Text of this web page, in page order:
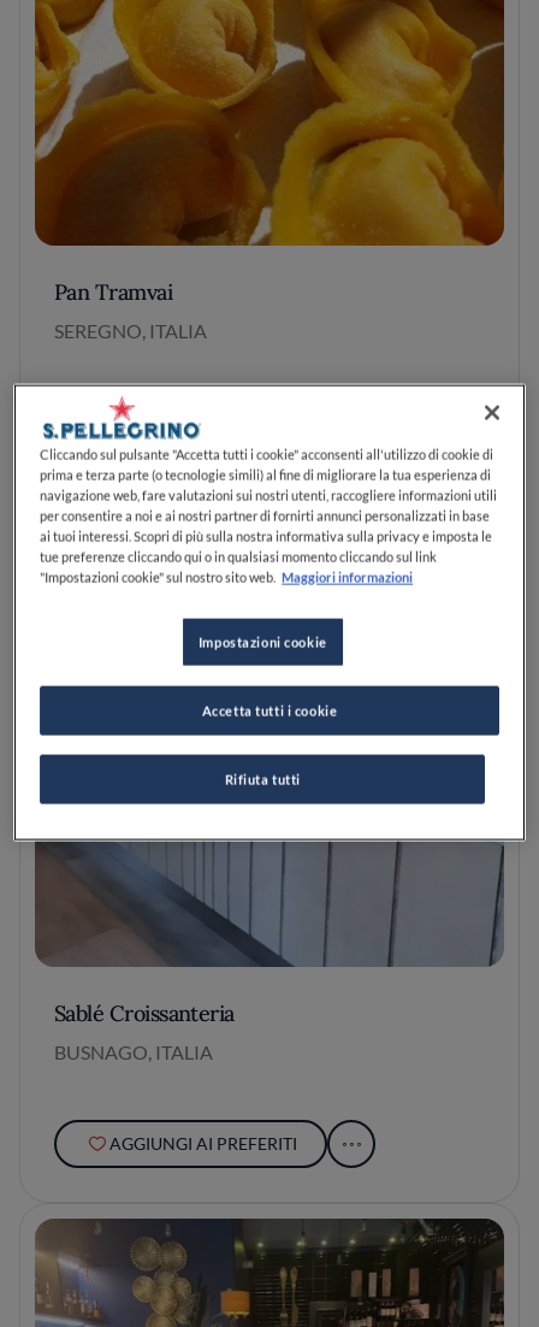
Pan Tramvai
SEREGNO, ITALIA
AGGIUNGI AI PREFERITI
Sablé Croissanteria
BUSNAGO, ITALIA
AGGIUNGI AI PREFERITI
Cliccando sul pulsante "Accetta tutti i cookie" acconsenti all'utilizzo di cookie di
prima e terza parte (o tecnologie simili) al fine di migliorare la tua esperienza di
navigazione web, fare valutazioni sui nostri utenti, raccogliere informazioni utili
per consentire a noi e ai nostri partner di fornirti annunci personalizzati in base
ai tuoi interessi. Scopri di più sulla nostra informativa sulla privacy e imposta le
tue preferenze cliccando qui o in qualsiasi momento cliccando sul link
"Impostazioni cookie" sul nostro sito web. Maggiori informazioni
Impostazioni cookie
Rifiuta tutti
Accetta tutti i cookie